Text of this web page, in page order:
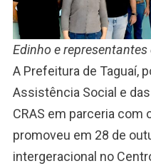
Edinho e
A Prefeitura de Taguaí,
Assistência Social e
CRAS em parceria com
promoveu em 28 de
intergeracional no